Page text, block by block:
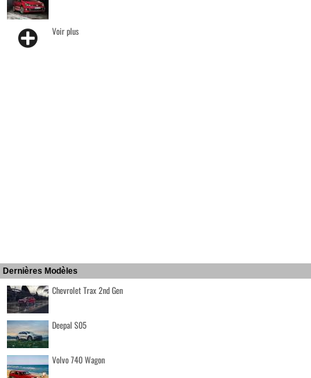
Voir plus
Dernières Modèles
Chevrolet Trax 2nd Gen
Deepal S05
Volvo 740 Wagon